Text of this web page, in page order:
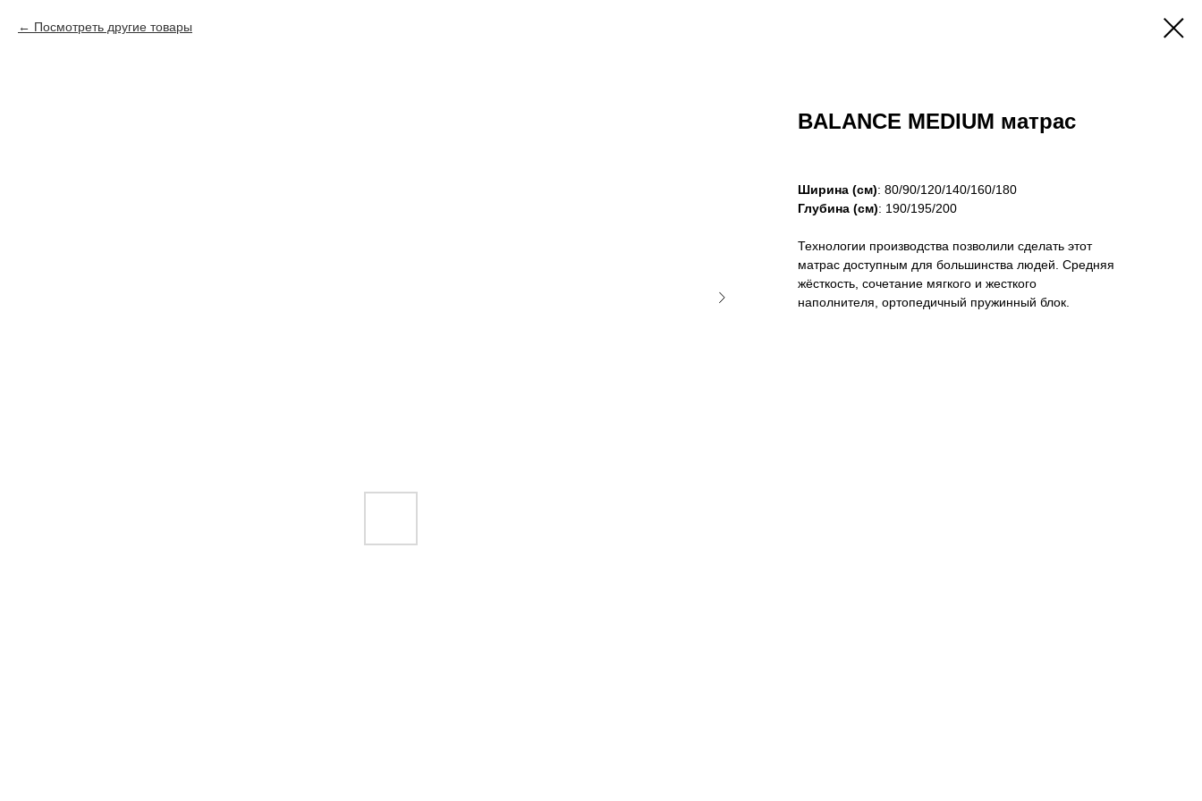
Посмотреть другие товары
BALANCE MEDIUM матрас
Ширина (см): 80/90/120/140/160/180
Глубина (см): 190/195/200
Технологии производства позволили сделать этот
матрас доступным для большинства людей. Средняя
жёсткость, сочетание мягкого и жесткого
наполнителя, ортопедичный пружинный блок.